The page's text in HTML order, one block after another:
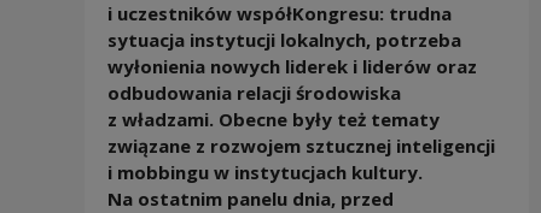
i uczestników współKongresu: trudna
sytuacja instytucji lokalnych, potrzeba
wyłonienia nowych liderek i liderów oraz
odbudowania relacji środowiska
z władzami. Obecne były też tematy
związane z rozwojem sztucznej inteligencji
i mobbingu w instytucjach kultury.
Na ostatnim panelu dnia, przed